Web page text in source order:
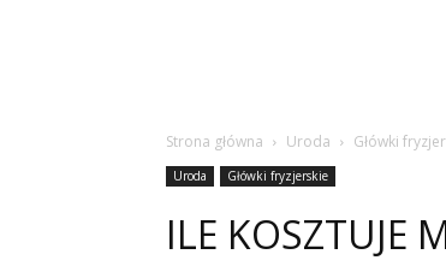
Strona główna Uroda Główki
Uroda Główki fryzjerskie
ILE KOSZTUJE